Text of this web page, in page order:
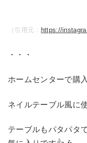
（引用元： https://
・・・
ホームセンターで購
ネイルテーブル風に
テーブルもパタパタ